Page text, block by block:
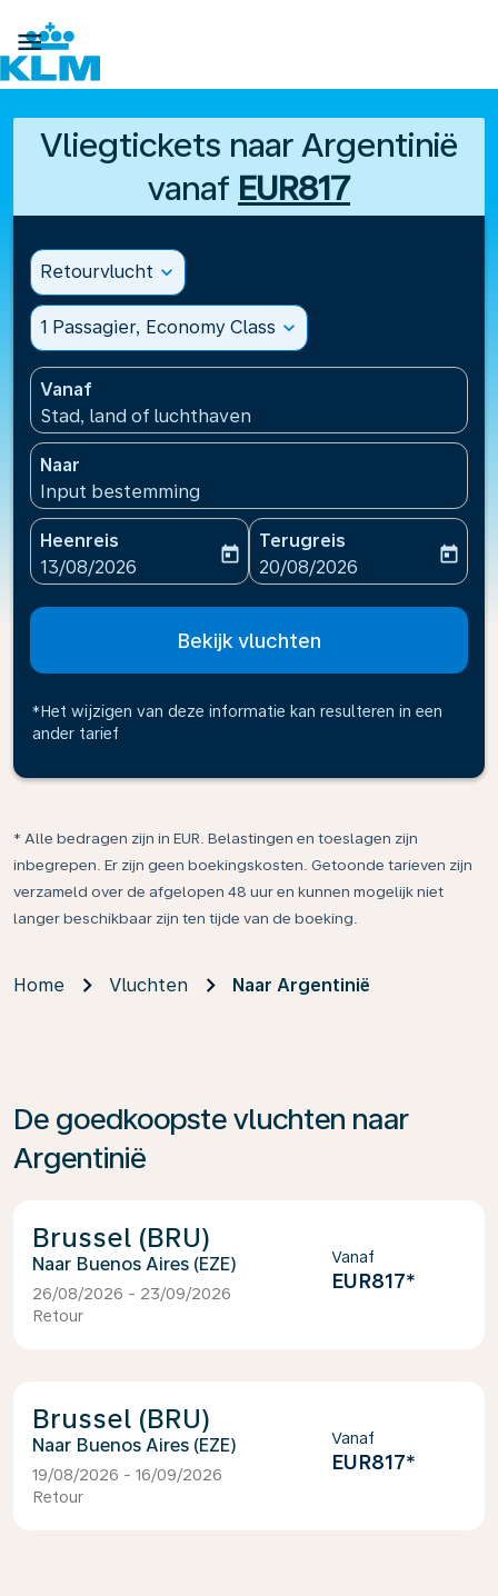

Vliegtickets naar Argentinië
vanaf EUR817
Retourvlucht expand_more
1 Passagier, Economy Class expand_more
Vanaf
Stad, land of luchthaven
Naar
Input bestemming
Heenreis
fc-booking-departure-date-aria-label
13/08/2026
today
Terugreis
fc-booking-return-date-
20/08/2026
today
Bekijk vluchten
*Het wijzigen van deze informatie kan resulteren in een
ander tarief
* Alle bedragen zijn in EUR. Belastingen en toeslagen zijn
inbegrepen. Er zijn geen boekingskosten. Getoonde tarieven zijn
verzameld over de afgelopen 48 uur en kunnen mogelijk niet
langer beschikbaar zijn ten tijde van de boeking.
Home Vluchten Naar Argentinië
De goedkoopste vluchten naar
Argentinië
Brussel (BRU)
Buenos Aires (EZE)
26/08/2026 - 23/09/2026
Retour
Vanaf
EUR817*
Brussel (BRU)
Buenos Aires (EZE)
19/08/2026 - 16/09/2026
Retour
Vanaf
EUR817*